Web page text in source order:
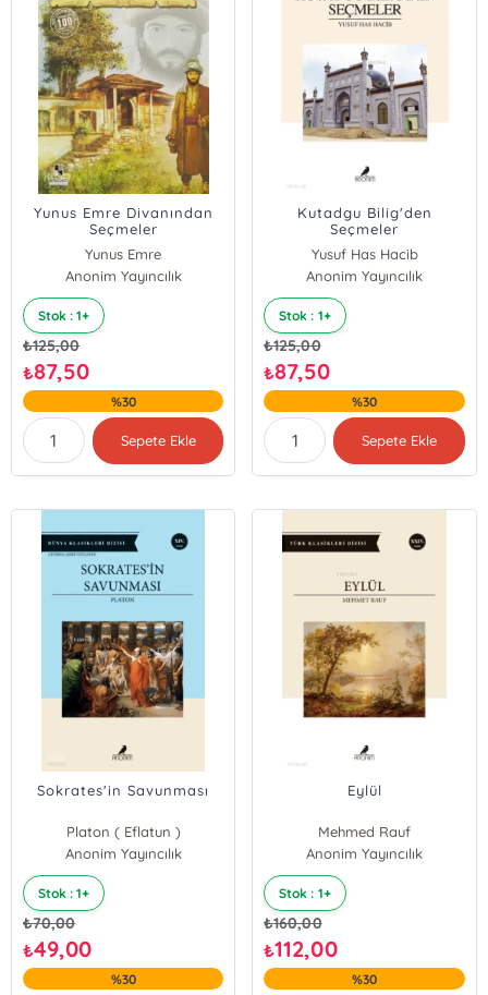
Yunus Emre Divanından
Seçmeler
Yunus Emre
Anonim Yayıncılık
Stok : 1+
₺125,00
₺87,50
%30
Sepete Ekle
Kutadgu Bilig'den
Seçmeler
Yusuf Has Hacib
Anonim Yayıncılık
Stok : 1+
₺125,00
₺87,50
%30
Sepete Ekle
Sokrates'in Savunması
Platon ( Eflatun )
Anonim Yayıncılık
Stok : 1+
₺70,00
₺49,00
%30
Eylül
Mehmed Rauf
Anonim Yayıncılık
Stok : 1+
₺160,00
₺112,00
%30